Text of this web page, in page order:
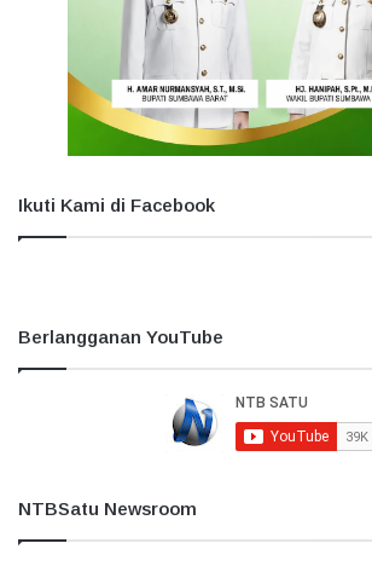
Ikuti Kami di Facebook
Berlangganan YouTube
NTBSatu Newsroom